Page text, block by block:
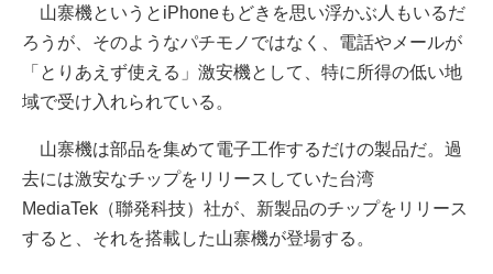
山寨機というとiPhoneもどきを思い浮かぶ人もいるだ
ろうが、そのようなパチモノではなく、電話やメールが
「とりあえず使える」激安機として、特に所得の低い地
域で受け入れられている。
山寨機は部品を集めて電子工作するだけの製品だ。過
去には激安なチップをリリースしていた台湾
MediaTek（聯発科技）社が、新製品のチップをリリース
すると、それを搭載した山寨機が登場する。